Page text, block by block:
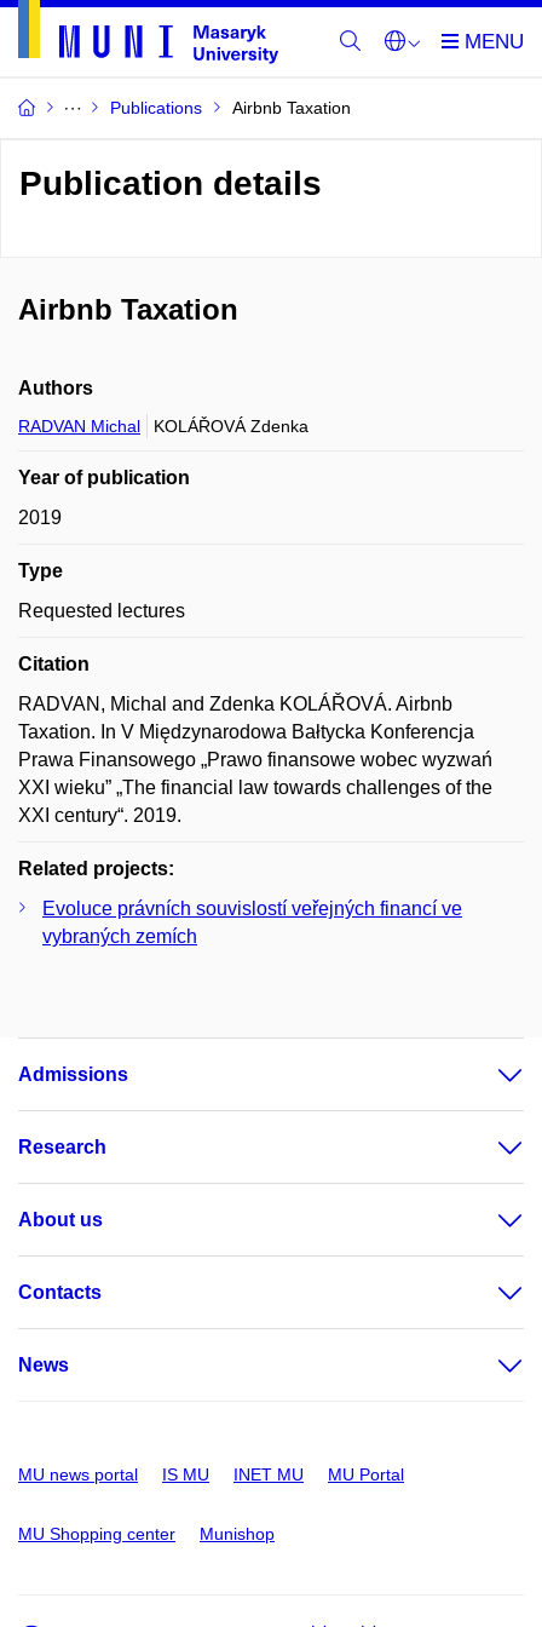
Publications Airbnb Taxation
Publication details
Airbnb Taxation
Authors
RADVAN Michal KOLÁŘOVÁ Zdenka
Year of publication
2019
Type
Requested lectures
Citation
RADVAN, Michal and Zdenka KOLÁŘOVÁ. Airbnb
Taxation. In V Międzynarodowa Bałtycka Konferencja
Prawa Finansowego „Prawo finansowe wobec wyzwań
XXI wieku” „The financial law towards challenges of the
XXI century“. 2019.
Related projects:
Evoluce právních souvislostí veřejných financí ve
vybraných zemích
Admissions
Research
About us
Contacts
News
MU news portal IS MU INET MU MU Portal
MU Shopping center Munishop